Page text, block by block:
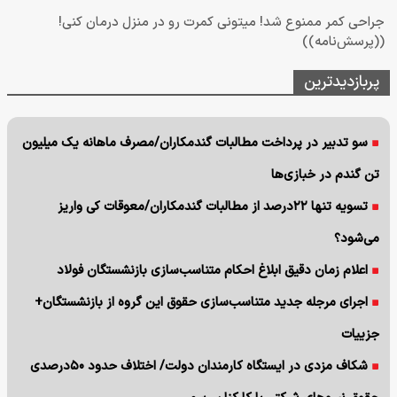
جراحی کمر ممنوع شد! میتونی کمرت رو در منزل درمان کنی!
((پرسش‌نامه))
پربازدیدترین
سو تدبیر در پرداخت مطالبات گندمکاران/مصرف ماهانه یک میلیون
تن گندم در خبازی‌ها
تسویه تنها ۲۲درصد از مطالبات گندمکاران/معوقات کی واریز
می‌شود؟
اعلام زمان دقیق ابلاغ احکام متناسب‌سازی بازنشستگان فولاد
اجرای مرجله جدید متناسب‌سازی حقوق این گروه از بازنشستگان+
جزییات
شکاف مزدی در ایستگاه کارمندان دولت/ اختلاف حدود ۵۰درصدی